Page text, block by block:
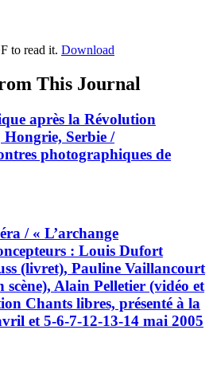
to read it. Download
This Journal
après la Révolution
Serbie /
photographiques de
/ « L’archange
: Louis Dufort
(livret), Pauline Vaillancourt
scène), Alain Pelletier (vidéo et
Chants libres, présenté à la
et 5-6-7-12-13-14 mai 2005